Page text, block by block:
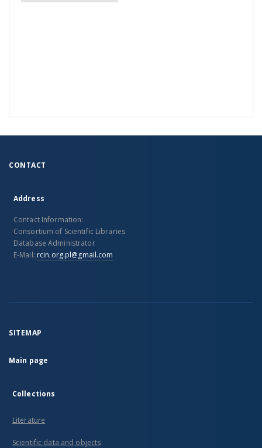
CONTACT
Address
Contact Information:
Consortium of Scientific Libraries
Database Administrator
E-Mail: rcin.org.pl@gmail.com
SITEMAP
Main page
Collections
Literature
Scientific data and objects